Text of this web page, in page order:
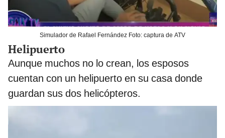
Simulador de Rafael Fernández Foto: captura de ATV
Helipuerto
Aunque muchos no lo crean, los esposos
cuentan con un helipuerto en su casa donde
guardan sus dos helicópteros.